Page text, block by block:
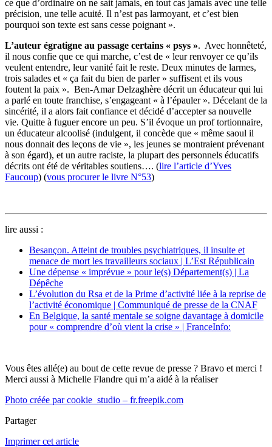
ce que d’ordinaire on ne sait jamais, en tout cas jamais avec une telle
précision, une telle acuité. Il n’est pas larmoyant, et c’est bien
pourquoi son texte est sans cesse poignant ».
L’auteur égratigne au passage certains « psys ». Avec honnêteté,
il nous confie que ce qui marche, c’est de « leur renvoyer ce qu’ils
veulent entendre, leur vanité fait le reste. Deux minutes de larmes,
trois salades et « ça fait du bien de parler » suffisent et ils vous
foutent la paix ». Ben-Amar Delzaghère décrit un éducateur qui lui
a parlé en toute franchise, s’engageant « à l’épauler ». Décelant de la
sincérité, il a alors fait confiance et décidé d’accepter sa nouvelle
vie. Quitte à fuguer encore un peu. S’il évoque un prof tortionnaire,
un éducateur alcoolisé (indulgent, il concède que « même saoul il
nous donnait des leçons de vie », les jeunes se montraient prévenant
à son égard), et un autre raciste, la plupart des personnels éducatifs
décrits ont été de véritables soutiens…. (lire l’article d’Yves
Faucoup) (vous procurer le livre N°53)
lire aussi :
Besançon. Atteint de troubles psychiatriques, il insulte et
menace de mort les travailleurs sociaux | L’Est Républicain
Une dépense « imprévue » pour le(s) Département(s) | La
Dépêche
L’évolution du Rsa et de la Prime d’activité liée à la reprise de
l’activité économique | Communiqué de presse de la CNAF
En Belgique, la santé mentale se soigne davantage à domicile
pour « comprendre d’où vient la crise » | FranceInfo:
Vous êtes allé(e) au bout de cette revue de presse ? Bravo et merci !
Merci aussi à Michelle Flandre qui m’a aidé à la réaliser
Photo créée par cookie_studio – fr.freepik.com
Partager
Imprimer cet article